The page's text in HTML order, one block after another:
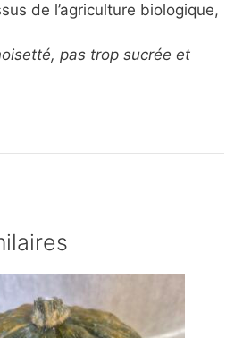
€.
de l’agriculture biologique,
pas trop sucrée et